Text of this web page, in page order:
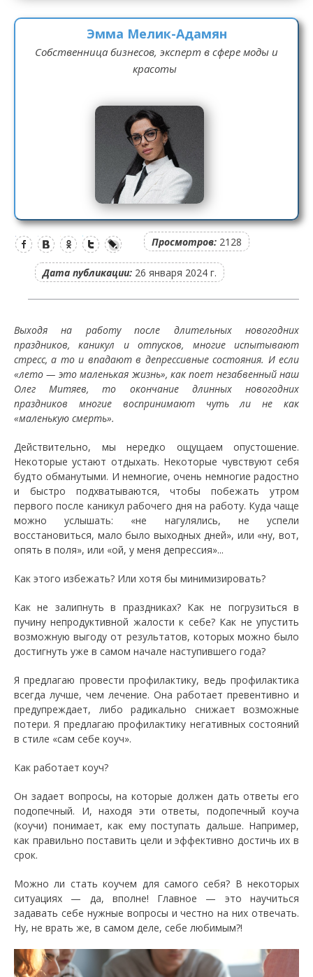
Эмма Мелик-Адамян
Собственница бизнесов, эксперт в сфере моды и
красоты
Просмотров: 2128
Дата публикации: 26 января 2024 г.
Выходя на работу после длительных новогодних
праздников, каникул и отпусков, многие испытывают
стресс, а то и впадают в депрессивные состояния. И если
«лето — это маленькая жизнь», как поет незабвенный наш
Олег Митяев, то окончание длинных новогодних
праздников многие воспринимают чуть ли не как
«маленькую смерть».
Действительно, мы нередко ощущаем опустошение.
Некоторые устают отдыхать. Некоторые чувствуют себя
будто обманутыми. И немногие, очень немногие радостно
и быстро подхватываются, чтобы побежать утром
первого после каникул рабочего дня на работу. Куда чаще
можно услышать: «не нагулялись, не успели
восстановиться, мало было выходных дней», или «ну, вот,
опять в поля», или «ой, у меня депрессия»...
Как этого избежать? Или хотя бы минимизировать?
Как не залипнуть в праздниках? Как не погрузиться в
пучину непродуктивной жалости к себе? Как не упустить
возможную выгоду от результатов, которых можно было
достигнуть уже в самом начале наступившего года?
Я предлагаю провести профилактику, ведь профилактика
всегда лучше, чем лечение. Она работает превентивно и
предупреждает, либо радикально снижает возможные
потери. Я предлагаю профилактику негативных состояний
в стиле «сам себе коуч».
Как работает коуч?
Он задает вопросы, на которые должен дать ответы его
подопечный. И, находя эти ответы, подопечный коуча
(коучи) понимает, как ему поступать дальше. Например,
как правильно поставить цели и эффективно достичь их в
срок.
Можно ли стать коучем для самого себя? В некоторых
ситуациях — да, вполне! Главное — это научиться
задавать себе нужные вопросы и честно на них отвечать.
Ну, не врать же, в самом деле, себе любимым?!